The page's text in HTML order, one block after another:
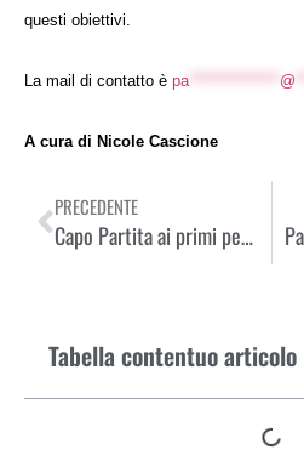
questi obiettivi.
La mail di contatto è pa*************** @
A cura di Nicole Cascione
PRECEDENTE
Capo Partita ai primi per l’apertura di un nuovo outlet a Dubai
Tabella contentuo articolo